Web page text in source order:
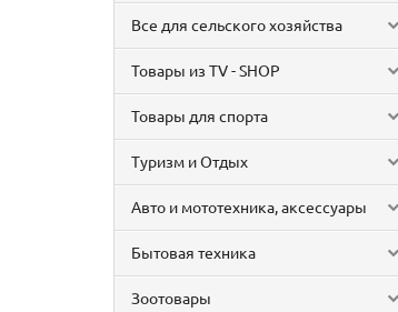
Все для сельского хозяйства
Товары из TV - SHOP
Товары для спорта
Туризм и Отдых
Авто и мототехника, аксессуары
Бытовая техника
Зоотовары